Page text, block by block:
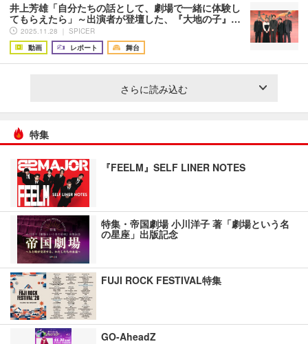
井上芳雄「自分たちの話として、劇場で一緒に体験し
てもらえたら」～出演者が登壇した、『大地の子』…
2025.11.28 ｜ SPICER
動画
レポート 舞台
さらに読み込む
特集
『FEELM』SELF LINER NOTES
特集・帝国劇場 小川洋子 著「劇場という名
の星座」出版記念
FUJI ROCK FESTIVAL特集
GO-AheadZ